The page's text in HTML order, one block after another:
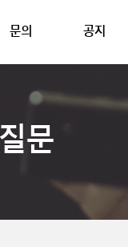
문의 공지
문